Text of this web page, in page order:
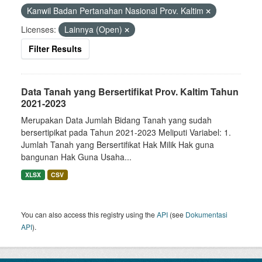
Kanwil Badan Pertanahan Nasional Prov. Kaltim
Licenses:
Lainnya (Open)
Filter Results
Data Tanah yang Bersertifikat Prov. Kaltim Tahun
2021-2023
Merupakan Data Jumlah Bidang Tanah yang sudah
bersertipikat pada Tahun 2021-2023 Meliputi Variabel: 1.
Jumlah Tanah yang Bersertifikat Hak Milik Hak guna
bangunan Hak Guna Usaha...
XLSX CSV
You can also access this registry using theAPI (see Dokumentasi
API).